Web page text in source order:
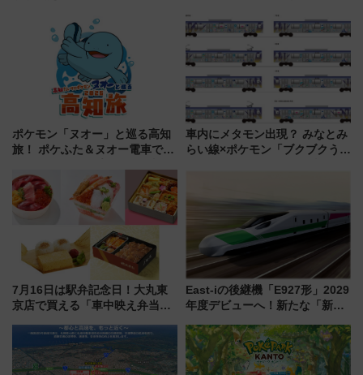
ーパス」でおトクに道東観光
（8/3発売）
客室」や海鮮丼が人気の朝食ビ
ュッフェを現地レポ
ポケモン「ヌオー」と巡る高知
旅！ ポケふた＆ヌオー電車で楽
路の絶景と絶品グルメを満喫！
（7月18日スタート）
車内にメタモン出現？ みなとみ
らい線×ポケモン「ブクブクうみ
7月16日は駅弁記念日！大丸東
京店で買える「車中映え弁当」
East-iの後継機「E927形」2029
年度デビューへ！新たな「新幹
説【JR東日本】